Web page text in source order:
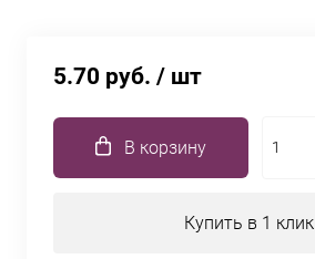
5.70 руб. / шт
В корзину
Купить в 1 клик